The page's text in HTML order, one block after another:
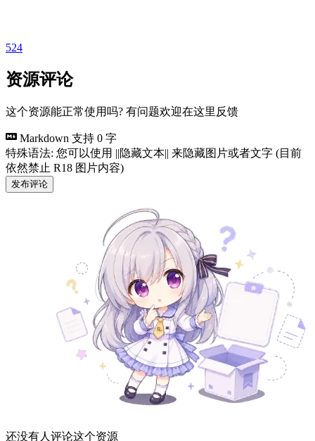
524
资源评论
这个资源能正常使用吗? 有问题欢迎在这里反馈
Markdown 支持 0 字
特殊语法: 您可以使用 ||隐藏文本|| 来隐藏图片或者文字 (目前
依然禁止 R18 图片内容)
发布评论
还没有人评论这个资源